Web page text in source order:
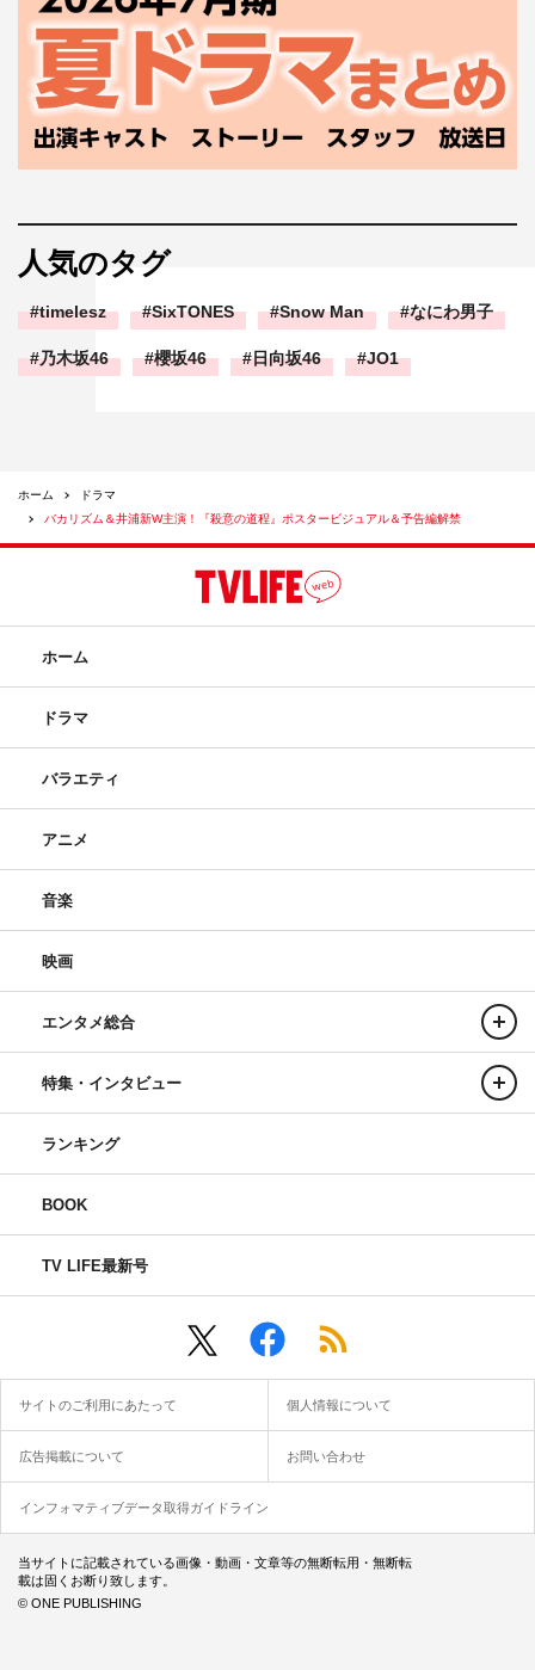
人気のタグ
timelesz SixTONES Snow Man なにわ男子
乃木坂46 櫻坂46 日向坂46 JO1
ホーム
ドラマ
バカリズム＆井浦新W主演！『殺意の道程』ポスタービジュアル＆予告編解禁
ホーム
ドラマ
バラエティ
アニメ
音楽
映画
エンタメ総合
特集・インタビュー
ランキング
BOOK
TV LIFE最新号
サイトのご利用にあたって 個人情報について
広告掲載について お問い合わせ
インフォマティブデータ取得ガイドライン
当サイトに記載されている画像・動画・文章等の無断転用・無断転
載は固くお断り致します。
© ONE PUBLISHING